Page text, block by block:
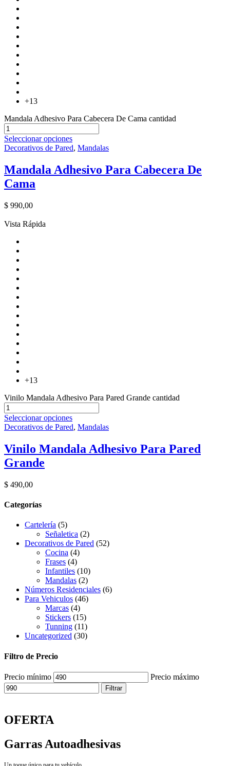
+13
Mandala Adhesivo Para Cabecera De Cama cantidad
Seleccionar opciones
Decorativos de Pared, Mandalas
Mandala Adhesivo Para Cabecera De
Cama
$ 990,00
Vista Rápida
+13
Vinilo Mandala Adhesivo Para Pared Grande cantidad
Seleccionar opciones
Decorativos de Pared, Mandalas
Vinilo Mandala Adhesivo Para Pared
Grande
$ 490,00
Categorías
Cartelería (5)
Señaletica (2)
Decorativos de Pared (52)
Cocina (4)
Frases (4)
Infantiles (10)
Mandalas (2)
Números Residenciales (6)
Para Vehiculos (46)
Marcas (4)
Stickers (15)
Tunning (11)
Uncategorized (30)
Filtro de Precio
Precio mínimo Precio máximo
Filtrar
OFERTA
Garras Autoadhesivas